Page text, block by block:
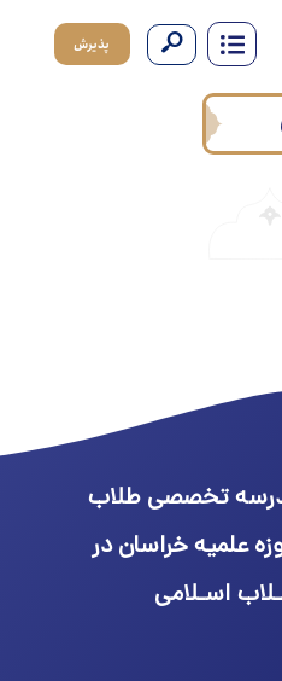
تخصصی طلاب
خراسان در
اسـلامی